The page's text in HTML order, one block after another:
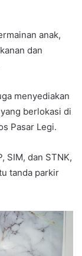
anak,
dan
menyediakan
berlokasi di
Pasar Legi.
SIM, dan STNK,
tanda parkir